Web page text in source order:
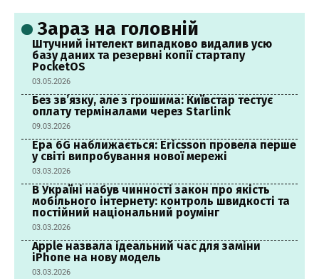
Зараз на головній
Штучний інтелект випадково видалив усю
базу даних та резервні копії стартапу
PocketOS
03.05.2026
Без зв’язку, але з грошима: Київстар тестує
оплату терміналами через Starlink
09.03.2026
Ера 6G наближається: Ericsson провела перше
у світі випробування нової мережі
03.03.2026
В Україні набув чинності закон про якість
мобільного інтернету: контроль швидкості та
постійний національний роумінг
03.03.2026
Apple назвала ідеальний час для заміни
iPhone на нову модель
03.03.2026